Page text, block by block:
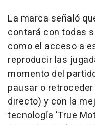
La marca señaló
contará con todas
como el acceso a
reproducir las
momento del
pausar o
directo) y con la
tecnología 'True